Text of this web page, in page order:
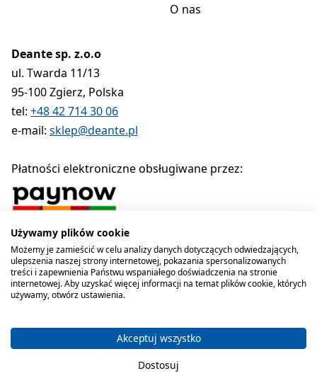
Koszyk zawiera produkty 0 .
O nas
Deante sp. z.o.o
ul. Twarda 11/13
95-100 Zgierz, Polska
tel: +48 42 714 30 06
e-mail: sklep@deante.pl
Płatności elektroniczne obsługiwane przez:
Deante sp. z o.o. 1990-2026
Polityka prywatności Regulamin Polityka cookies
Używamy plików cookie
Możemy je zamieścić w celu analizy danych dotyczących odwiedzających,
ulepszenia naszej strony internetowej, pokazania spersonalizowanych
treści i zapewnienia Państwu wspaniałego doświadczenia na stronie
internetowej. Aby uzyskać więcej informacji na temat plików cookie, których
używamy, otwórz ustawienia.
Akceptuj wszystko
Dostosuj